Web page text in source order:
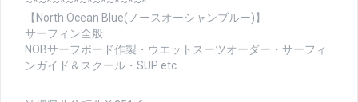
【North Ocean Blue(ノースオーシャンブルー)】
サーフィン全般
NOBサーフボード作製・ウエットスーツオーダー・サーフィ
ンガイド＆スクール・SUP etc…